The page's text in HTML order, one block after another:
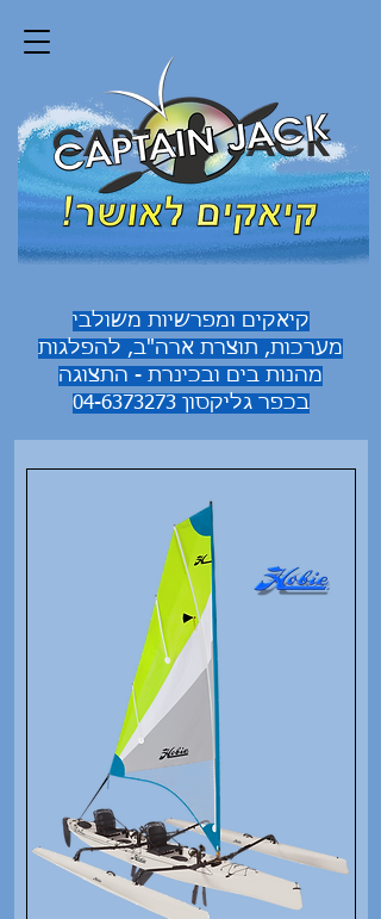
קיאקים ומפרשיות משולבי
מערכות, תוצרת ארה"ב, להפלגות
מהנות בים ובכינרת - התצוגה
בכפר גליקסון04-6373273